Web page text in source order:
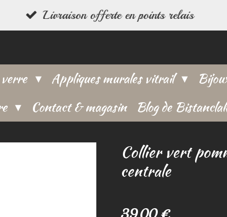
Livraison offerte en points relais
Appliques murales vitrail
Contact & magasin Blog de
Collier vert
centrale